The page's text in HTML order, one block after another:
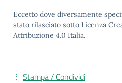
Eccetto dove diversamente
stato rilasciato sotto Licenza
Attribuzione 4.0 Italia.
Stampa / Condividi